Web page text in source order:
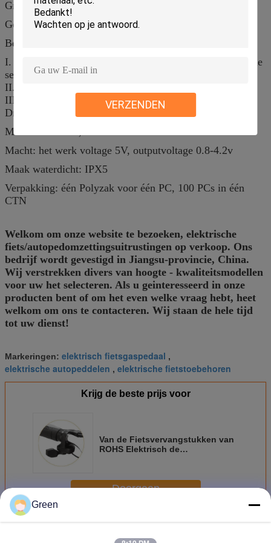
VERZENDEN
Grootte: 46*46*59mm
Gewicht: 47g
Bedrading: drie kern bedrading
I. De rode draad: +5V gelijkstroom (Zaaleffect ingevoerde
sensor)
II. De zwarte draad: - (GND)
III. De witte draad: Singal
Draadlengte & schakelaar: Als uw verzoek
Materialen: ABS, PA66/GF20
Macht: het werk voltage 5V, outputvoltage 0.8-4.2v
Maak waterdicht: IPX5
Verpakking: één Polyzak voor één PC, 100 PCs in één
CTN
Welkom om onze website te bezoeken, elektrische
fiets/autopedomzettingsuitrustingen op verkoop. Ons
bedrijf wordt gevestigd in Jiangsu-provincie, China.
Wij verstrekken divers van hoogte - kwaliteitsmodellen
voor uw het selecteren. Als u geinteresseerd in onze
producten bent of om het even welke vraag hebt, heet
welkom om ons te contacteren. Wij staan de hele tijd
tot uw dienst!
Markeringen: elektrisch fietsgaspedaal ,
elektrische autopeddelen , elektrische fietstoebehoren
Krijg de beste prijs voor
Van de Fietsvervangstukken van
ROHS Elektrisch de
Doorgaan
MeerElektrische Fietsvervangstukken
Green